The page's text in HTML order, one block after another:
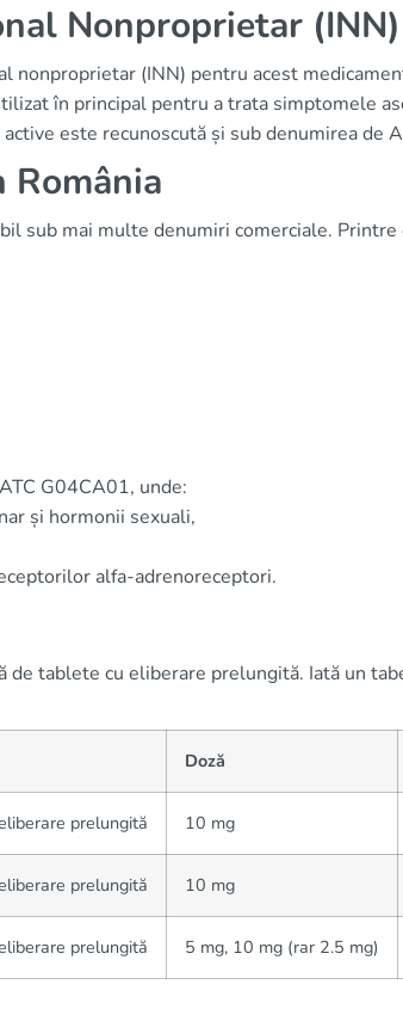
Nonproprietar (INN)
(INN) pentru acest
în principal pentru a trata simptomele
este recunoscută și sub denumirea de
România
sub mai multe denumiri comerciale. Printre
G04CA01, unde:
și hormonii sexuali,
alfa-adrenoreceptori.
tablete cu eliberare prelungită. Iată un
Doză
prelungită 10 mg
prelungită 10 mg
prelungită 5 mg, 10 mg (rar 2.5 mg)